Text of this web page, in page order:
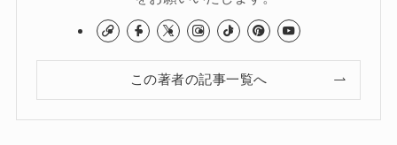
この著者の記事一覧へ